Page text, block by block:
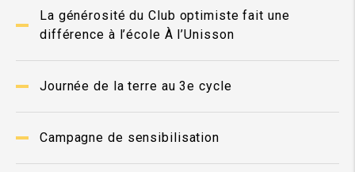
La générosité du Club optimiste fait une
différence à l’école À l’Unisson
Journée de la terre au 3e cycle
Campagne de sensibilisation